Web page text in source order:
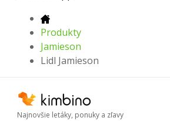
Produkty
Jamieson
Lidl Jamieson
Najnovšie letáky, ponuky a zľavy